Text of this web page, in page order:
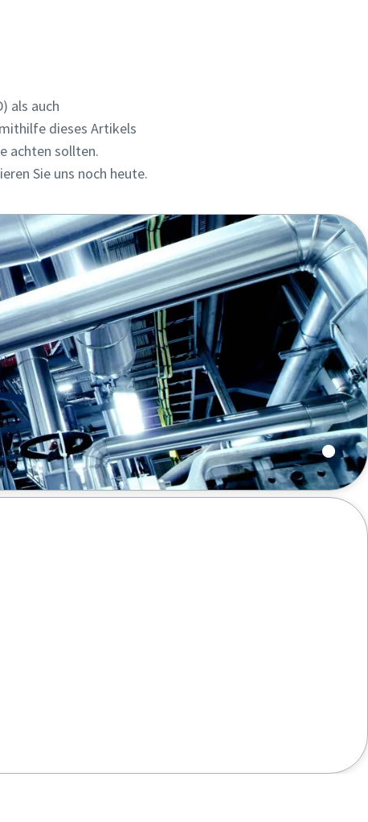
als auch
dieses Artikels
achten sollten.
Sie uns noch heute.